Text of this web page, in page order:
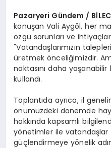
Pazaryeri Gündem /
konuşan Vali Aygöl, her
özgü sorunları ve
"Vatandaşlarımızın
üretmek önceliğimizdir.
noktasını daha
kullandı.
Toplantıda ayrıca, il
önümüzdeki dönemde
hakkında kapsamlı
yönetimler ile vatandaşlar
güçlendirmeye yönelik